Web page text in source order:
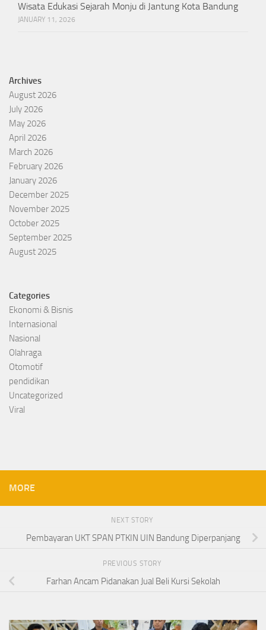
Wisata Edukasi Sejarah Monju di Jantung Kota Bandung
JANUARY 11, 2026
Archives
August 2026
July 2026
May 2026
April 2026
March 2026
February 2026
January 2026
December 2025
November 2025
October 2025
September 2025
August 2025
Categories
Ekonomi & Bisnis
Internasional
Nasional
Olahraga
Otomotif
pendidikan
Uncategorized
Viral
MORE
NEXT STORY
Pembayaran UKT SPAN PTKIN UIN Bandung Diperpanjang
PREVIOUS STORY
Farhan Ancam Pidanakan Jual Beli Kursi Sekolah